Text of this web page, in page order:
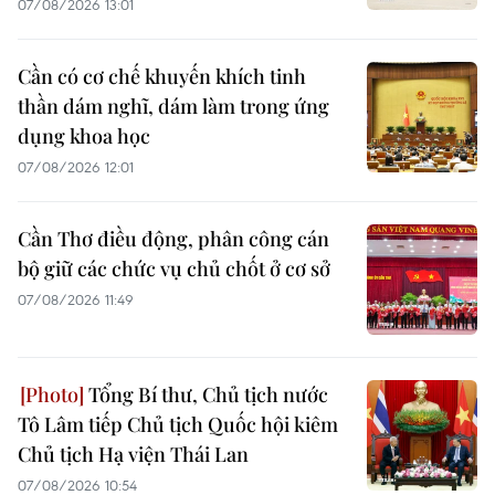
07/08/2026 13:01
Cần có cơ chế khuyến khích tinh
thần dám nghĩ, dám làm trong ứng
dụng khoa học
07/08/2026 12:01
Cần Thơ điều động, phân công cán
bộ giữ các chức vụ chủ chốt ở cơ sở
07/08/2026 11:49
Tổng Bí thư, Chủ tịch nước
Tô Lâm tiếp Chủ tịch Quốc hội kiêm
Chủ tịch Hạ viện Thái Lan
07/08/2026 10:54